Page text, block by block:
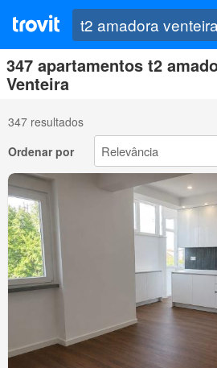
347 apartamentos t2
Venteira
347 resultados
Ordenar por